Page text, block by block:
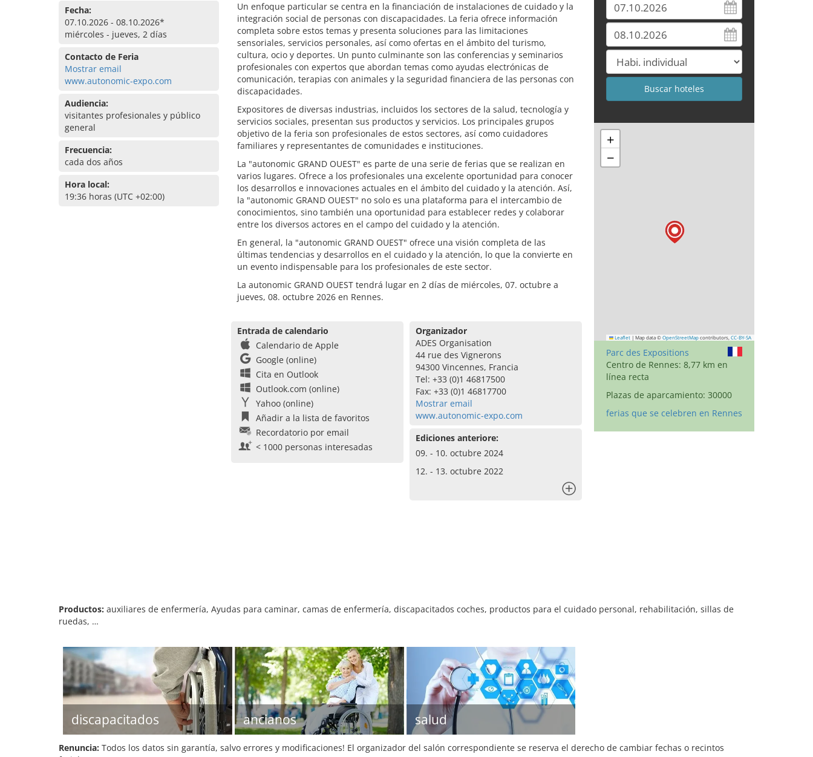
Fecha:
07.10.2026 - 08.10.2026*
miércoles - jueves, 2 días
Contacto de Feria
Mostrar email
www.autonomic-expo.com
Audiencia:
visitantes profesionales y público
general
Frecuencia:
cada dos años
Hora local:
19:36 horas (UTC +02:00)
Un enfoque particular se centra en la financiación de instalaciones de cuidado y la
integración social de personas con discapacidades. La feria ofrece información
completa sobre estos temas y presenta soluciones para las limitaciones
sensoriales, servicios personales, así como ofertas en el ámbito del turismo,
cultura, ocio y deportes. Un punto culminante son las conferencias y seminarios
profesionales con expertos que abordan temas como ayudas electrónicas de
comunicación, terapias con animales y la seguridad financiera de las personas con
discapacidades.
Expositores de diversas industrias, incluidos los sectores de la salud, tecnología y
servicios sociales, presentan sus productos y servicios. Los principales grupos
objetivo de la feria son profesionales de estos sectores, así como cuidadores
familiares y representantes de comunidades e instituciones.
La "autonomic GRAND OUEST" es parte de una serie de ferias que se realizan en
varios lugares. Ofrece a los profesionales una excelente oportunidad para conocer
los desarrollos e innovaciones actuales en el ámbito del cuidado y la atención. Así,
la "autonomic GRAND OUEST" no solo es una plataforma para el intercambio de
conocimientos, sino también una oportunidad para establecer redes y colaborar
entre los diversos actores en el campo del cuidado y la atención.
En general, la "autonomic GRAND OUEST" ofrece una visión completa de las
últimas tendencias y desarrollos en el cuidado y la atención, lo que la convierte en
un evento indispensable para los profesionales de este sector.
La autonomic GRAND OUEST tendrá lugar en 2 días de miércoles, 07. octubre a
jueves, 08. octubre 2026 en Rennes.
Entrada de calendario
Calendario de Apple
Google (online)
Cita en Outlook
Outlook.com (online)
Yahoo (online)
Añadir a la lista de favoritos
Recordatorio por email
< 1000 personas interesadas
Organizador
ADES Organisation
44 rue des Vignerons
94300 Vincennes, Francia
Tel: +33 (0)1 46817500
Fax: +33 (0)1 46817700
Mostrar email
www.autonomic-expo.com
Ediciones anteriore:
09. - 10. octubre 2024
12. - 13. octubre 2022
+
−
Leaflet | Map data © OpenStreetMap contributors, CC-BY-SA
Parc des Expositions
Centro de Rennes: 8,77 km en
línea recta
Plazas de aparcamiento: 30000
ferias que se celebren en Rennes
Productos: auxiliares de enfermería, Ayudas para caminar, camas de enfermería, discapacitados coches, productos para el cuidado personal, rehabilitación, sillas de
ruedas, …
discapacitados ancianos salud
Renuncia: Todos los datos sin garantía, salvo errores y modificaciones! El organizador del salón correspondiente se reserva el derecho de cambiar fechas o recintos